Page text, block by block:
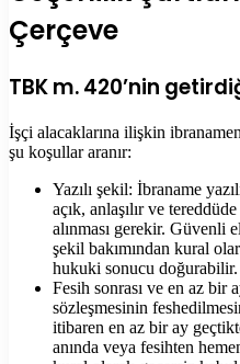
Çerçeve
TBK m. 420’nin
İşçi alacaklarına ilişkin
şu koşullar aranır:
Yazılı şekil: İbraname
açık, anlaşılır ve
alınması gerekir. Güvenli
şekil bakımından kural
hukuki sonucu doğurabilir.
Fesih sonrası ve en az bir
sözleşmesinin
itibaren en az bir ay
anında veya fesihten